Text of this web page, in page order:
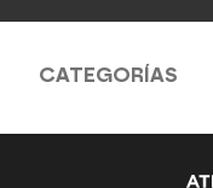
CATEGORÍAS
Antena 3